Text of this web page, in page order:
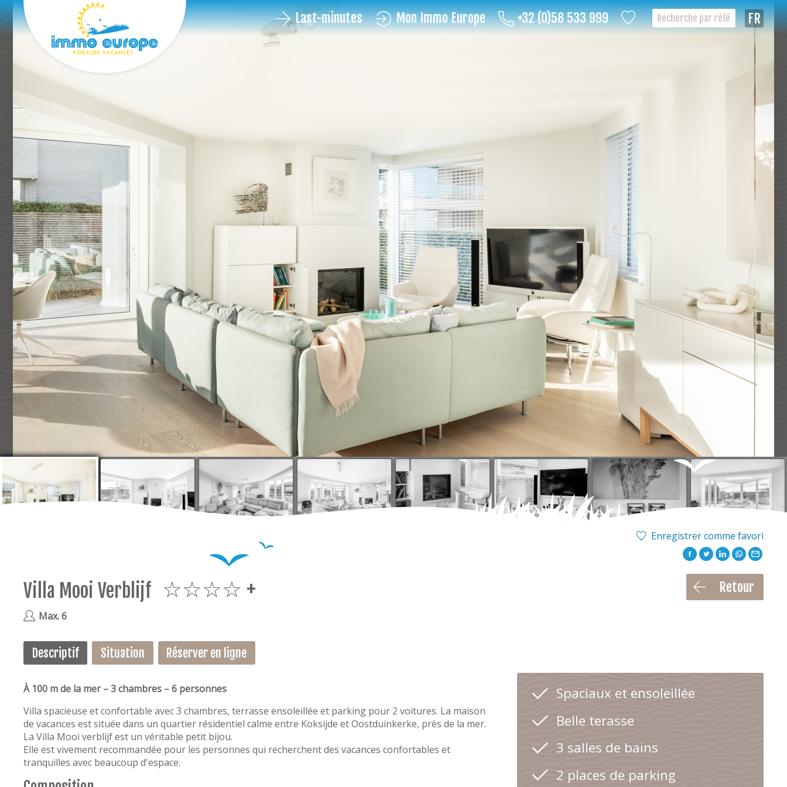
+32 (0)58 533 999
Mon Immo Europe
Last-minutes
Enregistrer comme favori
Retour
Villa Mooi Verblijf
Max. 6
Descriptif Situation Réserver en ligne
À 100 m de la mer – 3 chambres – 6 personnes
Villa spacieuse et confortable avec 3 chambres, terrasse ensoleillée et parking pour 2 voitures. La maison
de vacances est située dans un quartier résidentiel calme entre Koksijde et Oostduinkerke, près de la mer.
La Villa Mooi verblijf est un véritable petit bijou.
Elle est vivement recommandée pour les personnes qui recherchent des vacances confortables et
tranquilles avec beaucoup d'espace.
Spaciaux et ensoleillée
Belle terasse
3 salles de bains
2 places de parking